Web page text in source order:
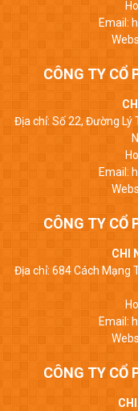
Email:
CÔNG TY CỔ
Địa chỉ: Số 22, Đường Lý
Email:
CÔNG TY CỔ
CHI
Địa chỉ: 684 Cách Mạng
Email:
CÔNG TY CỔ